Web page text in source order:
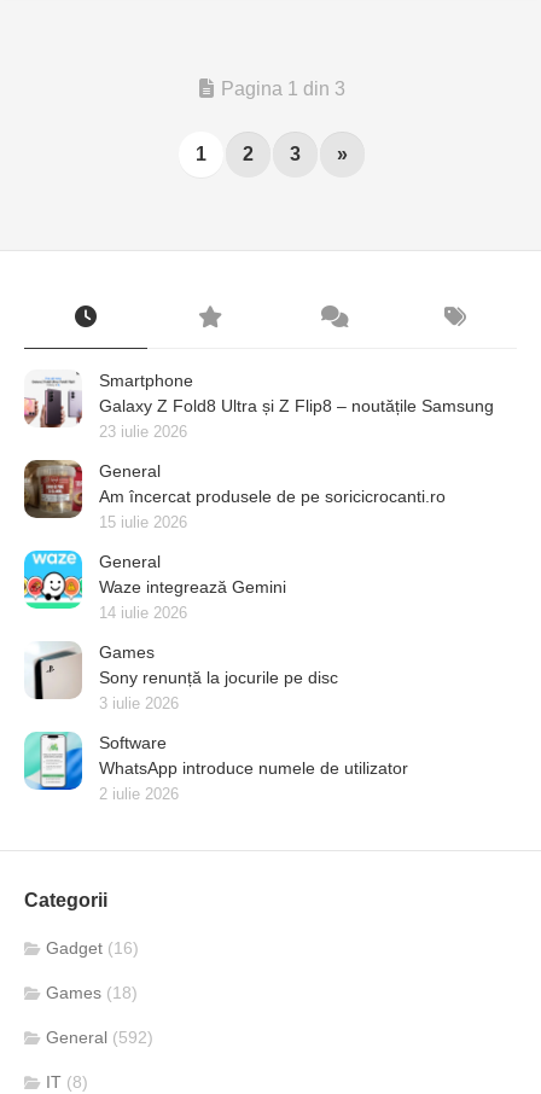
Pagina 1 din 3
1 2 3 »
Smartphone
Galaxy Z Fold8 Ultra și Z Flip8 – noutățile Samsung
23 iulie 2026
General
Am încercat produsele de pe soricicrocanti.ro
15 iulie 2026
General
Waze integrează Gemini
14 iulie 2026
Games
Sony renunță la jocurile pe disc
3 iulie 2026
Software
WhatsApp introduce numele de utilizator
2 iulie 2026
Categorii
Gadget (16)
Games (18)
General (592)
IT (8)